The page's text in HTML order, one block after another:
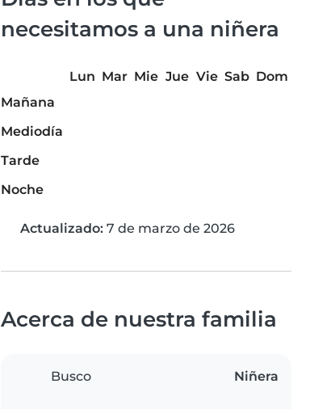
necesitamos a una niñera
Lun Mar Mie Jue Vie Sab Dom
Mañana
Mediodía
Tarde
Noche
Actualizado: 7 de marzo de 2026
Acerca de nuestra familia
Busco Niñera